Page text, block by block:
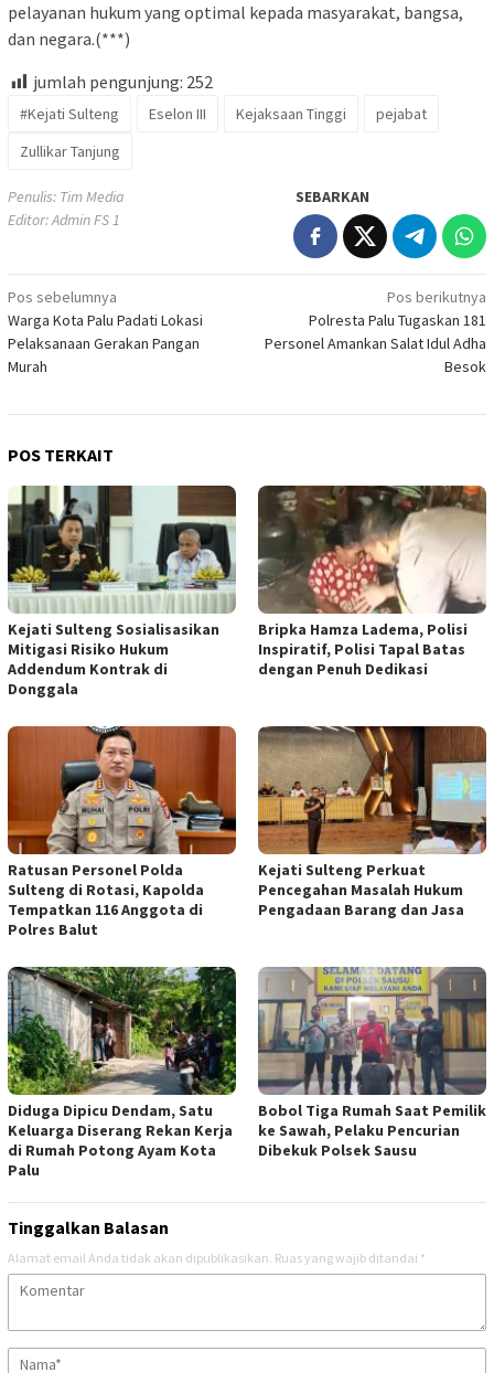
pelayanan hukum yang optimal kepada masyarakat, bangsa,
dan negara.(***)
jumlah pengunjung: 252
#Kejati Sulteng Eselon III Kejaksaan Tinggi
pejabat
Zullikar Tanjung
Penulis: Tim Media
Editor: Admin FS 1
SEBARKAN
Navigasi
pos
Pos sebelumnya
Warga Kota Palu Padati Lokasi
Pelaksanaan Gerakan Pangan
Murah
Pos berikutnya
Polresta Palu Tugaskan 181
Personel Amankan Salat Idul Adha
Besok
POS TERKAIT
Kejati Sulteng Sosialisasikan
Mitigasi Risiko Hukum
Addendum Kontrak di
Donggala
Bripka Hamza Ladema, Polisi
Inspiratif, Polisi Tapal Batas
dengan Penuh Dedikasi
Ratusan Personel Polda
Sulteng di Rotasi, Kapolda
Tempatkan 116 Anggota di
Polres Balut
Kejati Sulteng Perkuat
Pencegahan Masalah Hukum
Pengadaan Barang dan Jasa
Diduga Dipicu Dendam, Satu
Keluarga Diserang Rekan Kerja
di Rumah Potong Ayam Kota
Palu
Bobol Tiga Rumah Saat Pemilik
ke Sawah, Pelaku Pencurian
Dibekuk Polsek Sausu
Tinggalkan Balasan
Alamat email Anda tidak akan dipublikasikan. Ruas yang wajib ditandai *